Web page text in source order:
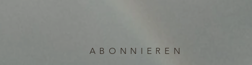
ABONNIEREN